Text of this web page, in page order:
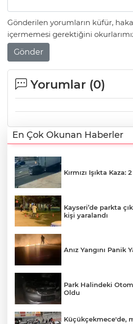
Gönderilen yorumların küfür,
içermemesi gerektiğini
Gönder
Yorumlar (0)
En Çok Okunan Haberler
Kırmızı Işıkta Kaza:
Kayseri’de parkta
kişi yaralandı
Anız Yangını Panik
Park Halindeki
Oldu
Küçükçekmece'de,